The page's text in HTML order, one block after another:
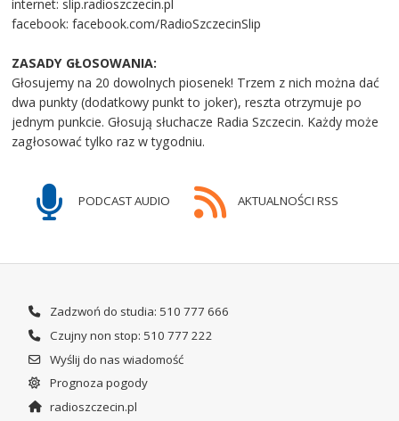
internet: slip.radioszczecin.pl
facebook: facebook.com/RadioSzczecinSlip
ZASADY GŁOSOWANIA:
Głosujemy na 20 dowolnych piosenek! Trzem z nich można dać
dwa punkty (dodatkowy punkt to joker), reszta otrzymuje po
jednym punkcie. Głosują słuchacze Radia Szczecin. Każdy może
zagłosować tylko raz w tygodniu.
PODCAST AUDIO AKTUALNOŚCI RSS
Zadzwoń do studia: 510 777 666
Czujny non stop: 510 777 222
Wyślij do nas wiadomość
Prognoza pogody
radioszczecin.pl